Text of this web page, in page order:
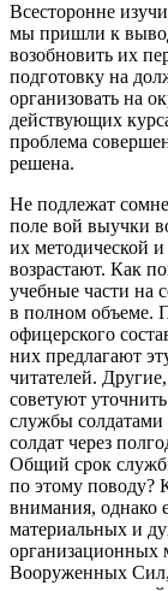
Всесторонне
мы пришли к
возобновить их
подготовку на
организовать на
действующих
проблема
решена.
Не подлежат
поле вой выучки
их методической
возрастают. Как
учебные части на
в полном объеме.
офицерского
них предлагают
читателей.
советуют
службы солдатами
солдат через
Общий срок
по этому поводу?
внимания, однако
материальных и
организационных
Вооруженных